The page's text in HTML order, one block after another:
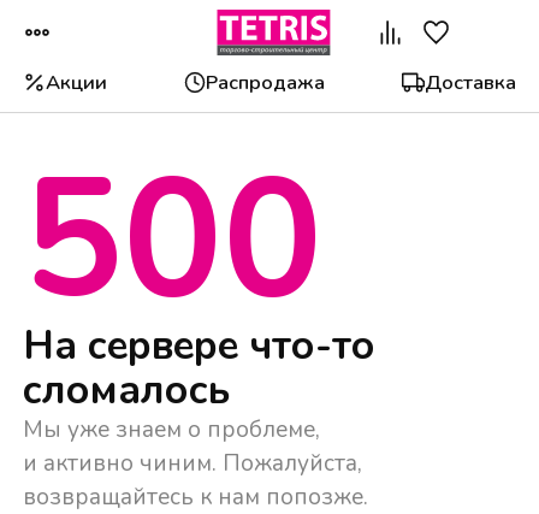
Акции Распродажа Доставка
500
На сервере что-то
сломалось
Мы уже знаем о проблеме,
и активно чиним. Пожалуйста,
возвращайтесь к нам попозже.